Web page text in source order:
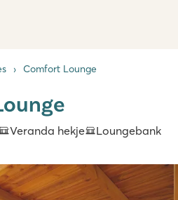
Comfort Lounge
Veranda hekje Loungebank